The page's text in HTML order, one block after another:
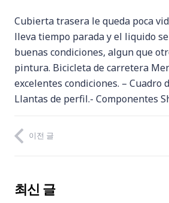
Cubierta trasera le queda poca
lleva tiempo parada y el liquido
buenas condiciones, algun que
pintura. Bicicleta de carretera
excelentes condiciones. – Cuadro
Llantas de perfil.- Componentes
이전 글
최신 글